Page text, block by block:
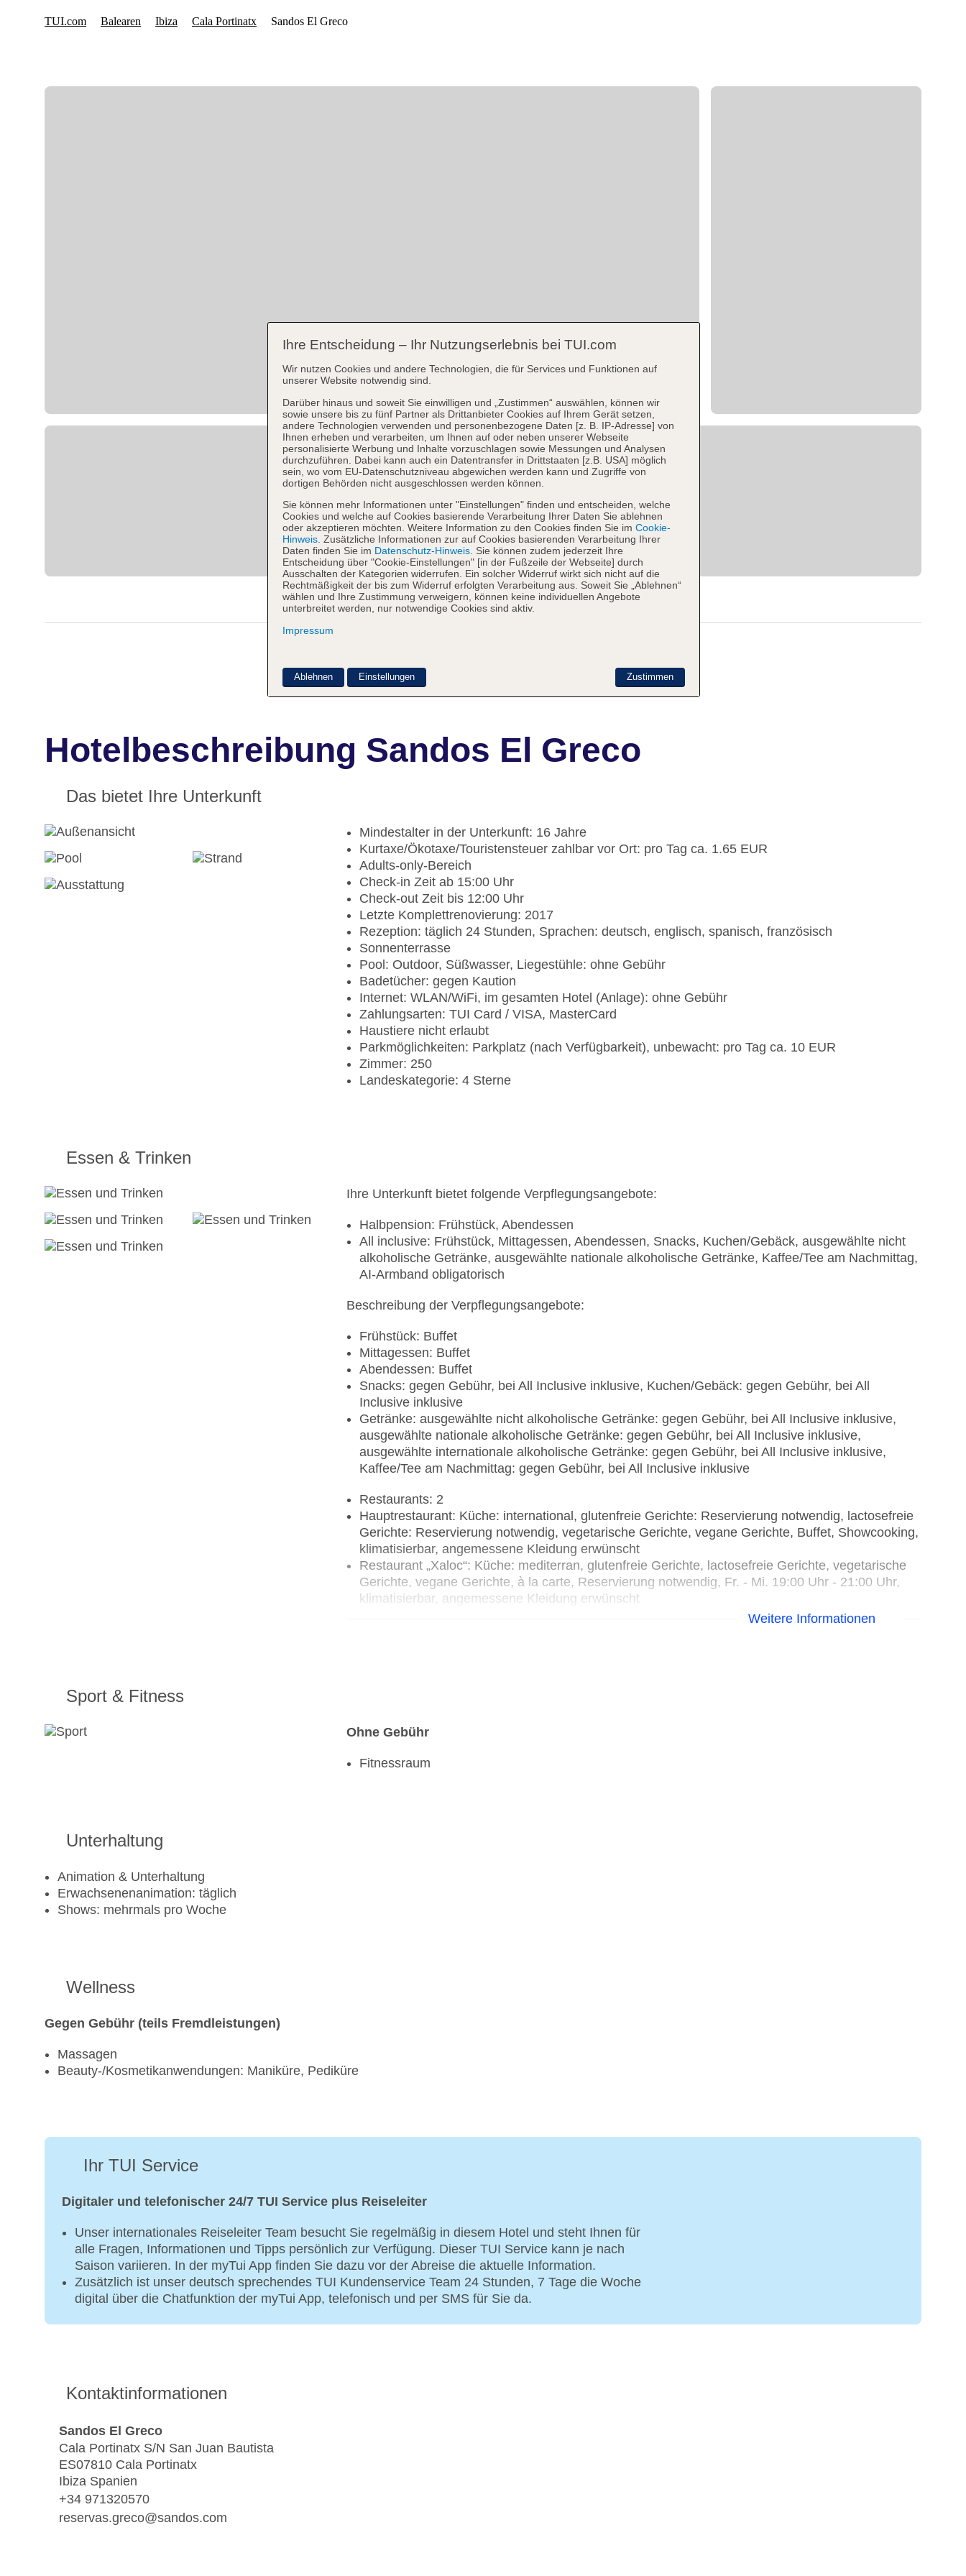
Hotelbeschreibung Sandos El Greco
Das bietet Ihre Unterkunft
Mindestalter in der Unterkunft: 16 Jahre
Kurtaxe/Ökotaxe/Touristensteuer zahlbar vor Ort: pro Tag ca. 1.65 EUR
Adults-only-Bereich
Check-in Zeit ab 15:00 Uhr
Check-out Zeit bis 12:00 Uhr
Letzte Komplettrenovierung: 2017
Rezeption: täglich 24 Stunden, Sprachen: deutsch, englisch, spanisch, französisch
Sonnenterrasse
Pool: Outdoor, Süßwasser, Liegestühle: ohne Gebühr
Badetücher: gegen Kaution
Internet: WLAN/WiFi, im gesamten Hotel (Anlage): ohne Gebühr
Zahlungsarten: TUI Card / VISA, MasterCard
Haustiere nicht erlaubt
Parkmöglichkeiten: Parkplatz (nach Verfügbarkeit), unbewacht: pro Tag ca. 10 EUR
Zimmer: 250
Landeskategorie: 4 Sterne
Essen & Trinken
Ihre Unterkunft bietet folgende Verpflegungsangebote:
Halbpension: Frühstück, Abendessen
All inclusive: Frühstück, Mittagessen, Abendessen, Snacks, Kuchen/Gebäck, ausgewählte nicht
alkoholische Getränke, ausgewählte nationale alkoholische Getränke, Kaffee/Tee am Nachmittag,
AI-Armband obligatorisch
Beschreibung der Verpflegungsangebote:
Frühstück: Buffet
Mittagessen: Buffet
Abendessen: Buffet
Snacks: gegen Gebühr, bei All Inclusive inklusive, Kuchen/Gebäck: gegen Gebühr, bei All
Inclusive inklusive
Getränke: ausgewählte nicht alkoholische Getränke: gegen Gebühr, bei All Inclusive inklusive,
ausgewählte nationale alkoholische Getränke: gegen Gebühr, bei All Inclusive inklusive,
ausgewählte internationale alkoholische Getränke: gegen Gebühr, bei All Inclusive inklusive,
Kaffee/Tee am Nachmittag: gegen Gebühr, bei All Inclusive inklusive
Restaurants: 2
Hauptrestaurant: Küche: international, glutenfreie Gerichte: Reservierung notwendig, lactosefreie
Gerichte: Reservierung notwendig, vegetarische Gerichte, vegane Gerichte, Buffet, Showcooking,
klimatisierbar, angemessene Kleidung erwünscht
Restaurant „Xaloc“: Küche: mediterran, glutenfreie Gerichte, lactosefreie Gerichte, vegetarische
Gerichte, vegane Gerichte, à la carte, Reservierung notwendig, Fr. - Mi. 19:00 Uhr - 21:00 Uhr,
klimatisierbar, angemessene Kleidung erwünscht
Weitere Informationen
Sport & Fitness
Ohne Gebühr
Fitnessraum
Unterhaltung
Animation & Unterhaltung
Erwachsenenanimation: täglich
Shows: mehrmals pro Woche
Wellness
Gegen Gebühr (teils Fremdleistungen)
Massagen
Beauty-/Kosmetikanwendungen: Maniküre, Pediküre
Ihr TUI Service
Digitaler und telefonischer 24/7 TUI Service plus Reiseleiter
Unser internationales Reiseleiter Team besucht Sie regelmäßig in diesem Hotel und steht Ihnen für
alle Fragen, Informationen und Tipps persönlich zur Verfügung. Dieser TUI Service kann je nach
Saison variieren. In der myTui App finden Sie dazu vor der Abreise die aktuelle Information.
Zusätzlich ist unser deutsch sprechendes TUI Kundenservice Team 24 Stunden, 7 Tage die Woche
digital über die Chatfunktion der myTui App, telefonisch und per SMS für Sie da.
Kontaktinformationen
Sandos El Greco
Cala Portinatx S/N San Juan Bautista
ES07810 Cala Portinatx
Ibiza Spanien
+34 971320570
reservas.greco@sandos.com
Ihre Entscheidung – Ihr Nutzungserlebnis bei TUI.com
Wir nutzen Cookies und andere Technologien, die für Services und Funktionen auf
unserer Website notwendig sind.
Darüber hinaus und soweit Sie einwilligen und „Zustimmen“ auswählen, können wir
sowie unsere bis zu fünf Partner als Drittanbieter Cookies auf Ihrem Gerät setzen,
andere Technologien verwenden und personenbezogene Daten [z. B. IP-Adresse] von
Ihnen erheben und verarbeiten, um Ihnen auf oder neben unserer Webseite
personalisierte Werbung und Inhalte vorzuschlagen sowie Messungen und Analysen
durchzuführen. Dabei kann auch ein Datentransfer in Drittstaaten [z.B. USA] möglich
sein, wo vom EU-Datenschutzniveau abgewichen werden kann und Zugriffe von
dortigen Behörden nicht ausgeschlossen werden können.
Sie können mehr Informationen unter "Einstellungen" finden und entscheiden, welche
Cookies und welche auf Cookies basierende Verarbeitung Ihrer Daten Sie ablehnen
oder akzeptieren möchten. Weitere Information zu den Cookies finden Sie im Cookie-
Hinweis . Zusätzliche Informationen zur auf Cookies basierenden Verarbeitung Ihrer
Daten finden Sie im Datenschutz-Hinweis . Sie können zudem jederzeit Ihre
Entscheidung über "Cookie-Einstellungen" [in der Fußzeile der Webseite] durch
Ausschalten der Kategorien widerrufen. Ein solcher Widerruf wirkt sich nicht auf die
Rechtmäßigkeit der bis zum Widerruf erfolgten Verarbeitung aus. Soweit Sie „Ablehnen“
wählen und Ihre Zustimmung verweigern, können keine individuellen Angebote
unterbreitet werden, nur notwendige Cookies sind aktiv.
Impressum
Zustimmen
Ablehnen Einstellungen